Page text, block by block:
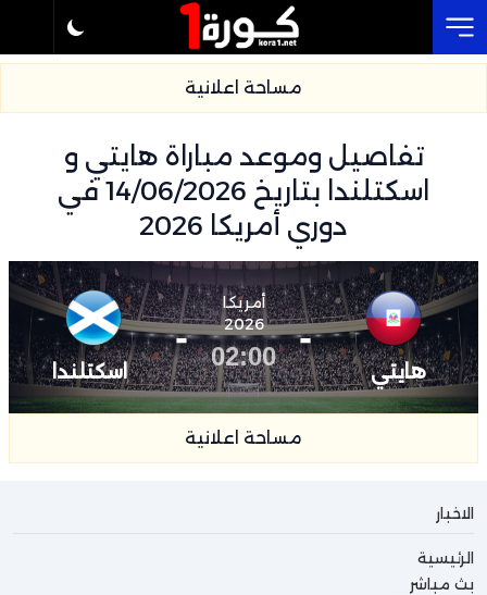
مساحة اعلانية
تفاصيل وموعد مباراة هايتي و
اسكتلندا بتاريخ 14/06/2026 في
دوري أمريكا 2026
هايتي
-
أمريكا
2026
02:00
-
اسكتلندا
مساحة اعلانية
الاخبار
الرئيسية
بث مباشر